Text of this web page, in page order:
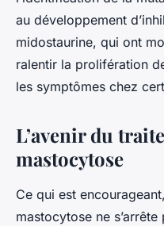
au développement
midostaurine, qui ont
ralentir la prolifération
les symptômes chez
L’avenir du
mastocytose
Ce qui est
mastocytose ne